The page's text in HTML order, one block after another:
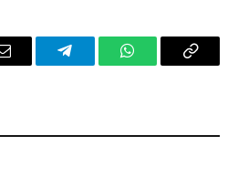
Email TelegramWhatsAppCopy